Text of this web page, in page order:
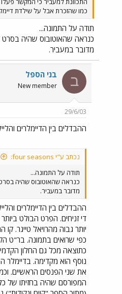
כמו שהזכרת אבל על שילדת
תודה על התמונה...
כנראה שהאוטובוס שהיה בסרט
מדובר במעביר.
ב בני הספל
New member
29/6/03
ההבדלים בין הדיימלרים
נכתב ע"י four seasons:
תודה על התמונה...
כנראה שהאוטובוס שהיה
מדובר במעביר.
ההבדלים בין הדיימלרים
די זניחים. הפרט הבולט
יותר גבוה מהרויאל טייגר.
כפי שרואים בתמונה. בר"ט
כתוצאה מכל גם החלון
נוסף הוא מקדימה. בדיימלר
את שני הפנסים הראשיים.
המפורסם שהיה בחזיתו של